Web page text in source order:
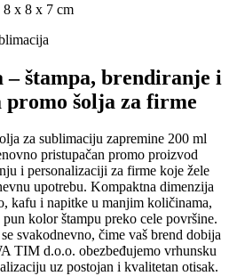
8 x 8 x 7 cm
štampa, brendiranje i
promo šolja za firme
za sublimaciju zapremine 200 ml
pristupačan promo proizvod
i personalizaciji za firme koje žele
upotrebu. Kompaktna dimenzija
kafu i napitke u manjim količinama,
kolor štampu preko cele površine.
svakodnevno, čime vaš brend dobija
TIM d.o.o. obezbeđujemo vrhunsku
uz postojan i kvalitetan otisak.